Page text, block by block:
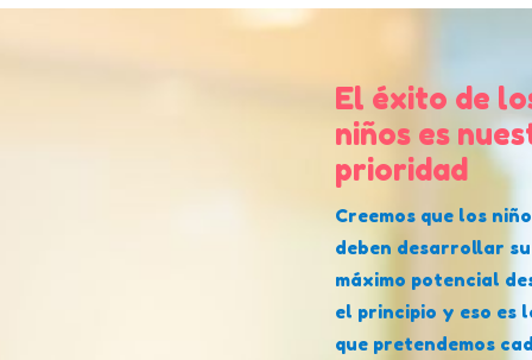
El éxito de
niños es
prioridad
Creemos que los
deben desarrollar su
máximo potencial
el principio y eso es
que pretendemos